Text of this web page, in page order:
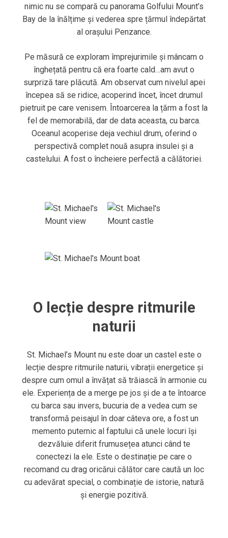
nimic nu se compară cu panorama Golfului Mount’s
Bay de la înălțime și vederea spre țărmul îndepărtat
al orașului Penzance.
Pe măsură ce exploram împrejurimile și mâncam o
înghețată pentru că era foarte cald…am avut o
surpriză tare plăcută. Am observat cum nivelul apei
începea să se ridice, acoperind încet, încet drumul
pietruit pe care venisem. Întoarcerea la țărm a fost la
fel de memorabilă, dar de data aceasta, cu barca.
Oceanul acoperise deja vechiul drum, oferind o
perspectivă complet nouă asupra insulei și a
castelului. A fost o încheiere perfectă a călătoriei.
O lecție despre ritmurile
naturii
St. Michael’s Mount nu este doar un castel este o
lecție despre ritmurile naturii, vibrații energetice și
despre cum omul a învățat să trăiască în armonie cu
ele. Experiența de a merge pe jos și de a te întoarce
cu barca sau invers, bucuria de a vedea cum se
transformă peisajul în doar câteva ore, a fost un
memento puternic al faptului că unele locuri își
dezvăluie diferit frumusețea atunci când te
conectezi la ele. Este o destinație pe care o
recomand cu drag oricărui călător care caută un loc
cu adevărat special, o combinație de istorie, natură
și energie pozitivă.